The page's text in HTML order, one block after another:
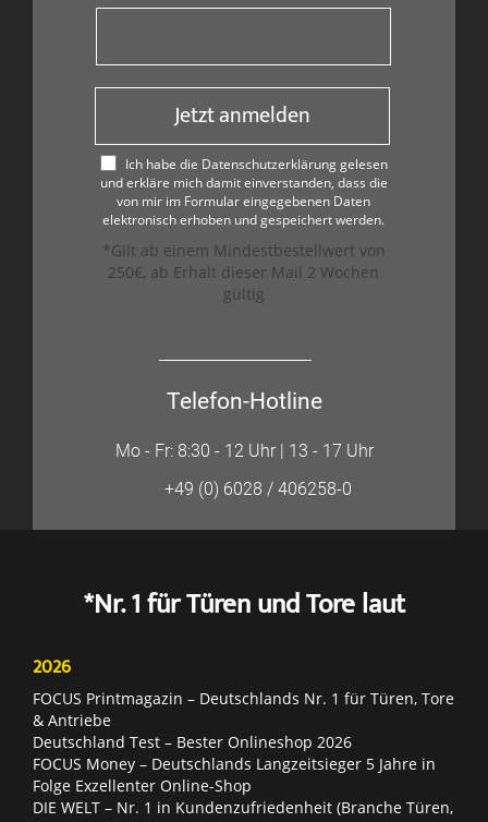
Jetzt anmelden
Ich habe die Datenschutzerklärung gelesen
und erkläre mich damit einverstanden, dass die
von mir im Formular eingegebenen Daten
elektronisch erhoben und gespeichert werden.
*Gilt ab einem Mindestbestellwert von
250€, ab Erhalt dieser Mail 2 Wochen
gültig
Telefon-Hotline
Mo - Fr: 8:30 - 12 Uhr | 13 - 17 Uhr
+49 (0) 6028 / 406258-0
*Nr. 1 für Türen und Tore laut
2026
FOCUS Printmagazin – Deutschlands Nr. 1 für Türen, Tore
& Antriebe
Deutschland Test – Bester Onlineshop 2026
FOCUS Money – Deutschlands Langzeitsieger 5 Jahre in
Folge Exzellenter Online-Shop
DIE WELT – Nr. 1 in Kundenzufriedenheit (Branche Türen,